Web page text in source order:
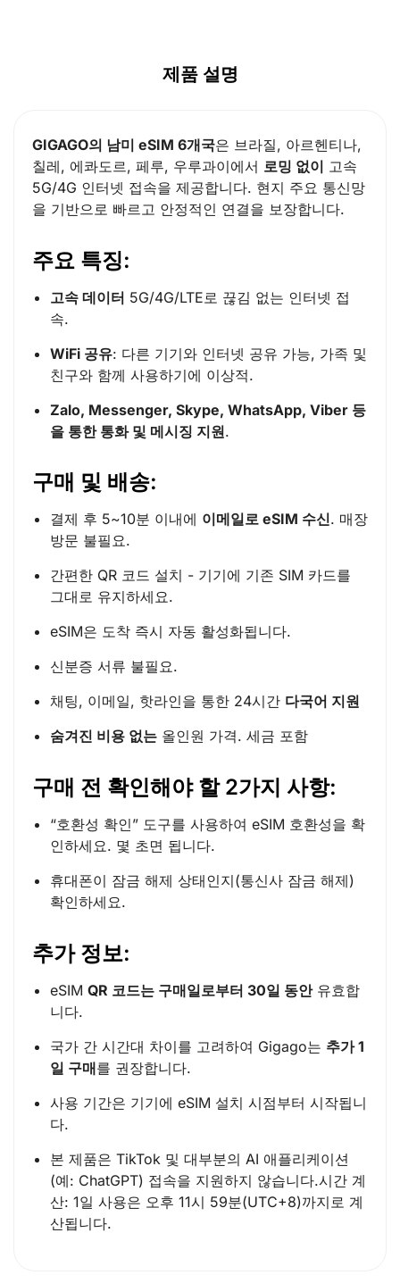
제품 설명
GIGAGO의 남미 eSIM 6개국은 브라질, 아르헨티나,
칠레, 에콰도르, 페루, 우루과이에서 로밍 없이 고속
5G/4G 인터넷 접속을 제공합니다. 현지 주요 통신망
을 기반으로 빠르고 안정적인 연결을 보장합니다.
주요 특징:
고속 데이터 5G/4G/LTE로 끊김 없는 인터넷 접
속.
WiFi 공유: 다른 기기와 인터넷 공유 가능, 가족 및
친구와 함께 사용하기에 이상적.
Zalo, Messenger, Skype, WhatsApp, Viber 등
을 통한 통화 및 메시징 지원.
구매 및 배송:
결제 후 5~10분 이내에 이메일로 eSIM 수신. 매장
방문 불필요.
간편한 QR 코드 설치 - 기기에 기존 SIM 카드를
그대로 유지하세요.
eSIM은 도착 즉시 자동 활성화됩니다.
신분증 서류 불필요.
채팅, 이메일, 핫라인을 통한 24시간 다국어 지원
숨겨진 비용 없는 올인원 가격. 세금 포함
구매 전 확인해야 할 2가지 사항:
“호환성 확인” 도구를 사용하여 eSIM 호환성을 확
인하세요. 몇 초면 됩니다.
휴대폰이 잠금 해제 상태인지(통신사 잠금 해제)
확인하세요.
추가 정보:
eSIM QR 코드는 구매일로부터 30일 동안유효합
니다.
국가 간 시간대 차이를 고려하여 Gigago는 추가 1
일 구매를 권장합니다.
사용 기간은 기기에 eSIM 설치 시점부터 시작됩니
다.
본 제품은 TikTok 및 대부분의 AI 애플리케이션
(예: ChatGPT) 접속을 지원하지 않습니다.시간 계
산: 1일 사용은 오후 11시 59분(UTC+8)까지로 계
산됩니다.